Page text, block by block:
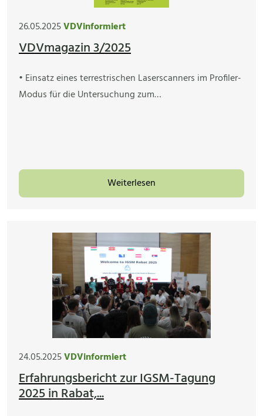
26.05.2025VDVinformiert
VDVmagazin 3/2025
• Einsatz eines terrestrischen Laserscanners im Profiler-
Modus für die Untersuchung zum…
Weiterlesen
24.05.2025VDVinformiert
Erfahrungsbericht zur IGSM-Tagung
2025 in Rabat,...